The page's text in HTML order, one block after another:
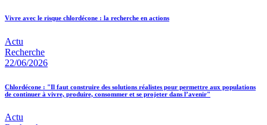
Vivre avec le risque chlordécone : la recherche en actions
Actu
Recherche
22/06/2026
Chlordécone : "Il faut construire des solutions réalistes pour permettre aux populations
de continuer à vivre, produire, consommer et se projeter dans l’avenir"
Actu